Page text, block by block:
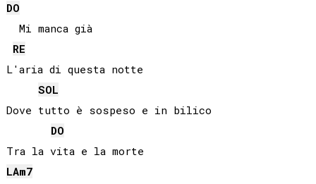
DO
  Mi manca già
RE
L'aria di questa notte
SOL
Dove tutto è sospeso e in bilico
DO
LAm7